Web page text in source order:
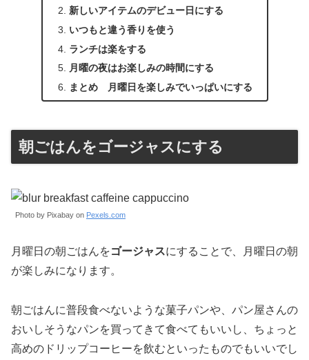
新しいアイテムのデビュー日にする
いつもと違う香りを使う
ランチは楽をする
月曜の夜はお楽しみの時間にする
まとめ 月曜日を楽しみでいっぱいにする
朝ごはんをゴージャスにする
Photo by Pixabay on Pexels.com
月曜日の朝ごはんをゴージャスにすることで、月曜日の朝
が楽しみになります。
朝ごはんに普段食べないような菓子パンや、パン屋さんの
おいしそうなパンを買ってきて食べてもいいし、ちょっと
高めのドリップコーヒーを飲むといったものでもいいでし